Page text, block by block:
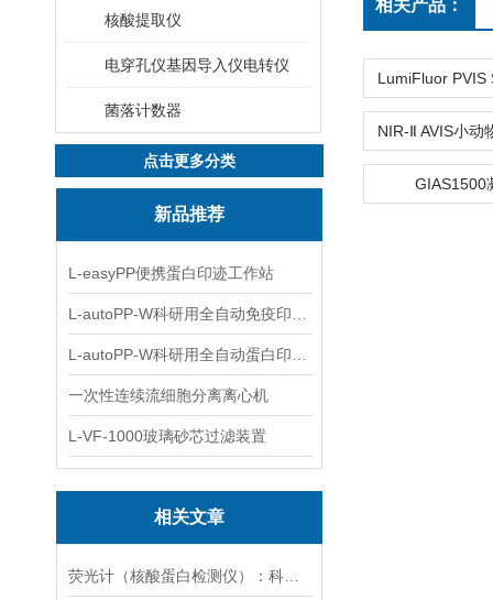
核酸提取仪
电穿孔仪基因导入仪电转仪
菌落计数器
点击更多分类
新品推荐
L-easyPP便携蛋白印迹工作站
一次性连续流细胞分离离心机
L-VF-1000玻璃砂芯过滤装置
相关文章
相关产品：
GIAS1500